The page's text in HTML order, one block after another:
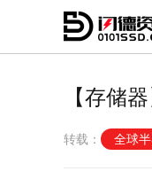
【存储
转载： 全球